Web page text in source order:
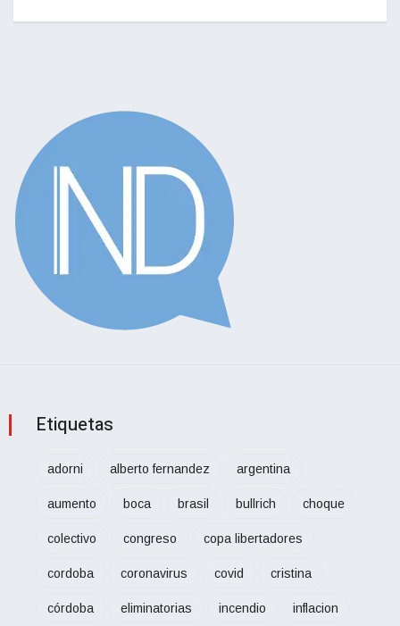
Etiquetas
adorni alberto fernandez argentina
aumento boca brasil bullrich choque
colectivo congreso copa libertadores
cordoba coronavirus covid cristina
córdoba eliminatorias incendio inflacion